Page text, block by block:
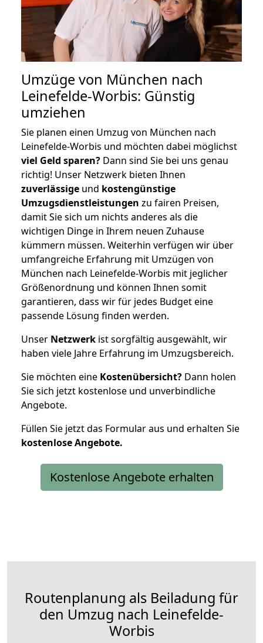
Umzüge von München nach
Leinefelde-Worbis: Günstig
umziehen
Sie planen einen Umzug von München nach
Leinefelde-Worbis und möchten dabei möglichst
viel Geld sparen? Dann sind Sie bei uns genau
richtig! Unser Netzwerk bieten Ihnen
zuverlässige und kostengünstige
Umzugsdienstleistungen zu fairen Preisen,
damit Sie sich um nichts anderes als die
wichtigen Dinge in Ihrem neuen Zuhause
kümmern müssen. Weiterhin verfügen wir über
umfangreiche Erfahrung mit Umzügen von
München nach Leinefelde-Worbis mit jeglicher
Größenordnung und können Ihnen somit
garantieren, dass wir für jedes Budget eine
passende Lösung finden werden.
Unser Netzwerk ist sorgfältig ausgewählt, wir
haben viele Jahre Erfahrung im Umzugsbereich.
Sie möchten eine Kostenübersicht? Dann holen
Sie sich jetzt kostenlose und unverbindliche
Angebote.
Füllen Sie jetzt das Formular aus und erhalten Sie
kostenloseAngebote.
Kostenlose Angebote erhalten
Routenplanung als Beiladung für
den Umzug nach Leinefelde-
Worbis